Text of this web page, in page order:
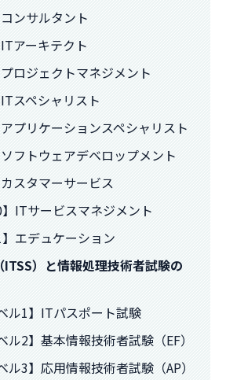
ンサルタント
アーキテクト
ロジェクトマネジメント
スペシャリスト
プリケーションスペシャリスト
フトウェアデベロップメント
スタマーサービス
ITサービスマネジメント
エデュケーション
）と情報処理技術者試験の
ル1】ITパスポート試験
ル2】基本情報技術者試験（EF）
ル3】応用情報技術者試験（AP）